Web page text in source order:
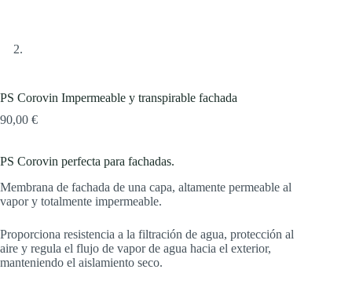
PS Corovin Impermeable y transpirable fachada
90,00 €
PS Corovin perfecta para fachadas.
Membrana de fachada de una capa, altamente permeable al
vapor y totalmente impermeable.
Proporciona resistencia a la filtración de agua, protección al
aire y regula el flujo de vapor de agua hacia el exterior,
manteniendo el aislamiento seco.